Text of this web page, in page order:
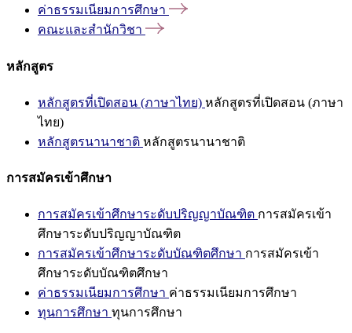
ค่าธรรมเนียมการศึกษา
คณะและสำนักวิชา
หลักสูตร
หลักสูตรที่เปิดสอน (ภาษาไทย) หลักสูตรที่เปิดสอน (ภาษา
ไทย)
หลักสูตรนานาชาติ หลักสูตรนานาชาติ
การสมัครเข้าศึกษา
การสมัครเข้าศึกษาระดับปริญญาบัณฑิต การสมัครเข้า
ศึกษาระดับปริญญาบัณฑิต
การสมัครเข้าศึกษาระดับบัณฑิตศึกษา การสมัครเข้า
ศึกษาระดับบัณฑิตศึกษา
ค่าธรรมเนียมการศึกษา ค่าธรรมเนียมการศึกษา
ทุนการศึกษา ทุนการศึกษา